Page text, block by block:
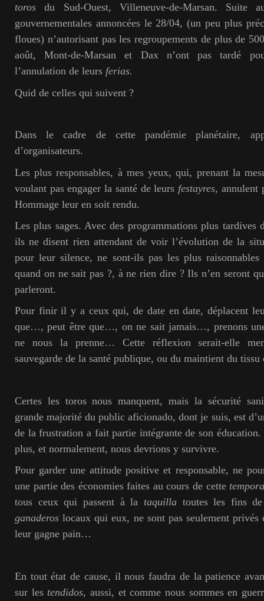
toros du Sud-Ouest, Villeneuve-de-Marsan. Suite
gouvernementales annoncées le 28/04, (un peu plus
floues) n’autorisant pas les regroupements de plus de
août, Mont-de-Marsan et Dax n’ont pas tardé
l’annulation de leurs ferias.
Quid de celles qui suivent ?
Dans le cadre de cette pandémie planétaire,
d’organisateurs.
Les plus responsables, à mes yeux, qui, prenant la
voulant pas engager la santé de leurs festayres, annulent
Hommage leur en soit rendu.
Les plus sages. Avec des programmations plus tardives
ils ne disent rien attendant de voir l’évolution de la
pour leur silence, ne sont-ils pas les plus
quand on ne sait pas ?, à ne rien dire ? Ils n’en seront
parleront.
Pour finir il y a ceux qui, de date en date, déplacent
que…, peut être que…, on ne sait jamais…, prenons
ne nous la prenne… Cette réflexion serait-elle
sauvegarde de la santé publique, ou du maintient du tissu
Certes les toros nous manquent, mais la sécurité
grande majorité du public aficionado, dont je suis, est
de la frustration a fait partie intégrante de son éducation.
plus, et normalement, nous devrions y survivre.
Pour garder une attitude positive et responsable, ne
une partie des économies faites au cours de cette
tous ceux qui passent à la taquilla toutes les fins
ganaderos locaux qui eux, ne sont pas seulement privés
leur gagne pain…
En tout état de cause, il nous faudra de la patience
sur les tendidos, aussi, et comme nous sommes en